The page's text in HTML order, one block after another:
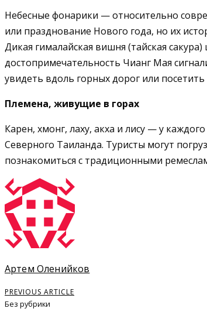
Небесные фонарики — относительно
или празднование Нового года, но их
Дикая гималайская вишня (тайская
достопримечательность Чианг Мая
увидеть вдоль горных дорог или
Племена, живущие в горах
Карен, хмонг, лаху, акха и лису — у
Северного Таиланда. Туристы могут
познакомиться с традиционными
Артем Оленийков
PREVIOUS ARTICLE
Без рубрики